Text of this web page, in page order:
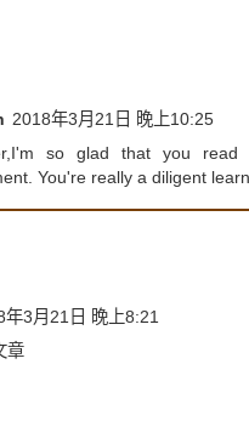
2018年3月21日 晚上10:25
so glad that you
You're really a diligent
年3月21日 晚上8:21
章